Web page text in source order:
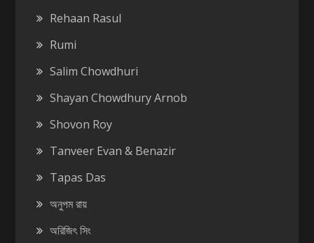
Rehaan Rasul
Rumi
Salim Chowdhuri
Shayan Chowdhury Arnob
Shovon Roy
Tanveer Evan & Benazir
Tapas Das
অনুপম রায়
অরিজিৎ সিং